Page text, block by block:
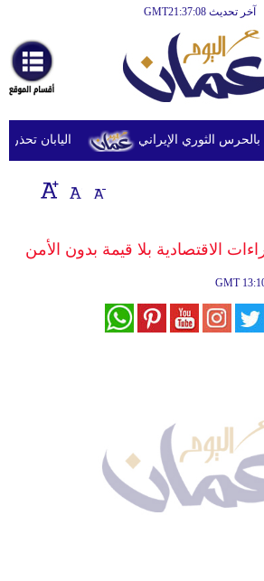
آخر تحديث GMT21:37:08
أخبارعاجلة
رياضة
ثقافة
إقتصاد
وموسيقى
اليابان تحذر من الثوري الإيراني
الاقتصادية بلا قيمة بدون الأمن
GMT